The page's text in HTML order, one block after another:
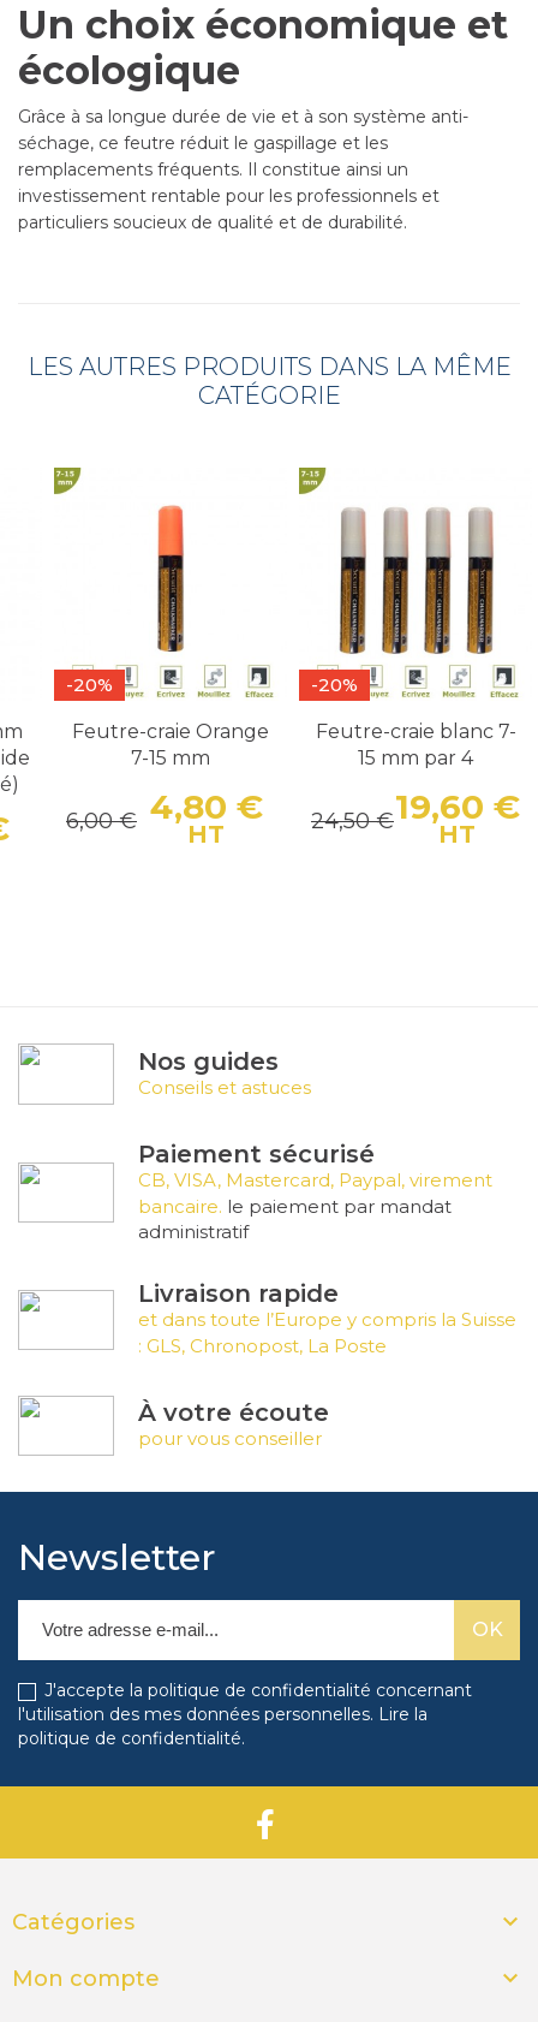
Un choix économique et
écologique
Grâce à sa longue durée de vie et à son système anti-
séchage, ce feutre réduit le gaspillage et les
remplacements fréquents. Il constitue ainsi un
investissement rentable pour les professionnels et
particuliers soucieux de qualité et de durabilité.
LES AUTRES PRODUITS DANS LA MÊME
CATÉGORIE
-20%
Feutre-craie Orange
7-15 mm
4,80 €
HT Prix de base
6,00 €
-20%
Feutre-craie blanc 7-
15 mm par 4
19,60 €
HT
24,50 €
Nos guides
Conseils et astuces
Paiement sécurisé
CB, VISA, Mastercard, Paypal, virement
bancaire. le paiement par mandat
administratif
Livraison rapide
et dans toute l’Europe y compris la Suisse
: GLS, Chronopost, La Poste
À votre écoute
pour vous conseiller
Newsletter
J'accepte la politique de confidentialité concernant
l'utilisation des mes données personnelles. Lire la
politique de confidentialité.
Catégories 
Mon compte
